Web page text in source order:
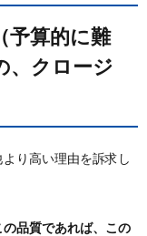
、クロージ
り高い理由を訴求し
の品質であれば、この